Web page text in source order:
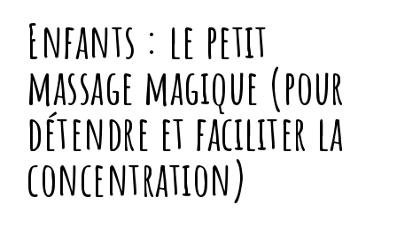
Enfants : le petit
massage magique (pour
détendre et faciliter la
concentration)